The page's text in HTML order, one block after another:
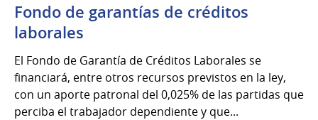
Fondo de garantías de créditos
laborales
El Fondo de Garantía de Créditos Laborales se
financiará, entre otros recursos previstos en la ley,
con un aporte patronal del 0,025% de las partidas que
perciba el trabajador dependiente y que...